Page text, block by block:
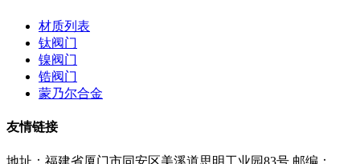
材质列表
钛阀门
镍阀门
锆阀门
蒙乃尔合金
友情链接
地址：福建省厦门市同安区美溪道思明工业园83号 邮编：